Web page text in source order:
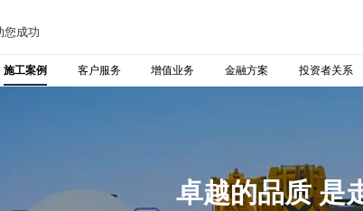
您成功
施工案例 客户服务 增值业务 金融方案 投资者关系
卓越的品质 是